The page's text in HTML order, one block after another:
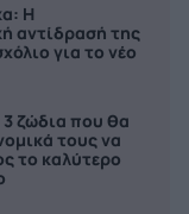
Η
αντίδρασή της
για το νέο
3 ζώδια που θα
τους να
το καλύτερο